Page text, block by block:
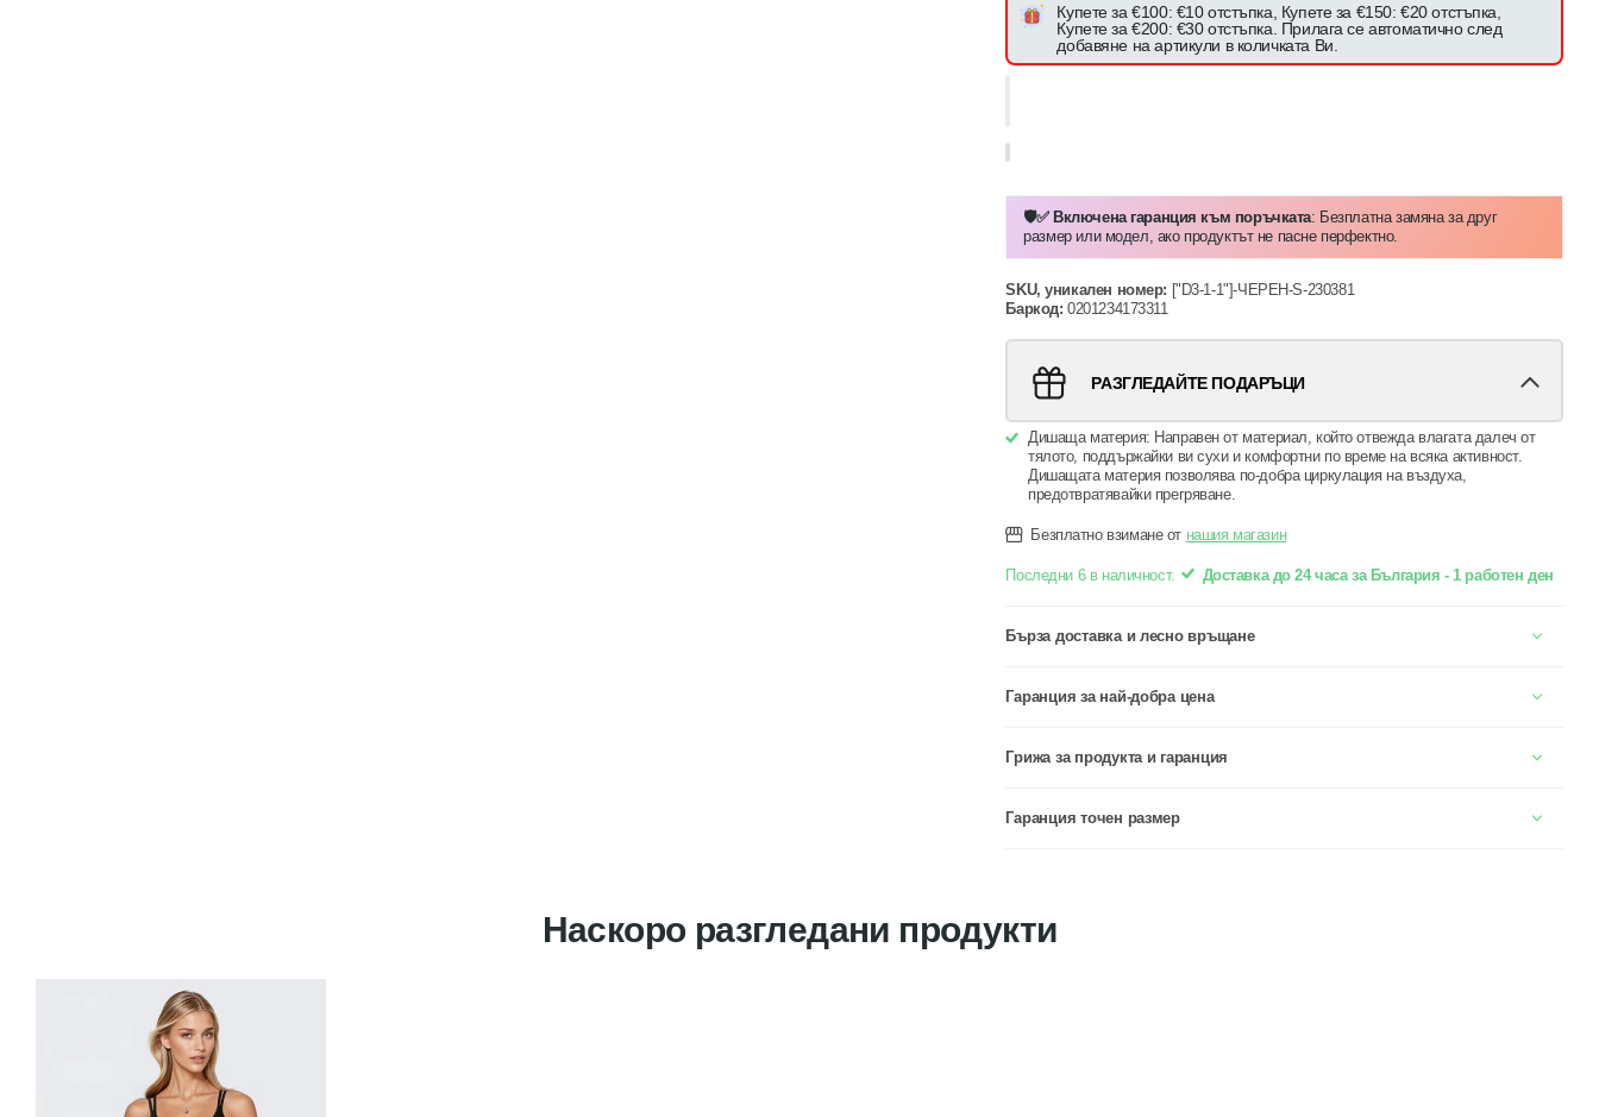
Купете за €100: €10 отстъпка, Купете за €150: €20 отстъпка,
Купете за €200: €30 отстъпка. Прилага се автоматично след
добавяне на артикули в количката Ви.
🛡️✅ Включена гаранция към поръчката: Безплатна замяна за друг
размер или модел, ако продуктът не пасне перфектно.
SKU, уникален номер: ["D3-1-1"]-ЧЕРЕН-S-230381
Баркод: 0201234173311
РАЗГЛЕДАЙТЕ ПОДАРЪЦИ
Дишаща материя: Направен от материал, който отвежда влагата далеч от
тялото, поддържайки ви сухи и комфортни по време на всяка активност.
Дишащата материя позволява по-добра циркулация на въздуха,
предотвратявайки прегряване.
Безплатно взимане от нашия магазин
Последни 6 в наличност. Доставка до 24 часа за България - 1 работен ден
Бърза доставка и лесно връщане
Гаранция за най-добра цена
Грижа за продукта и гаранция
Гаранция точен размер
Наскоро разгледани продукти